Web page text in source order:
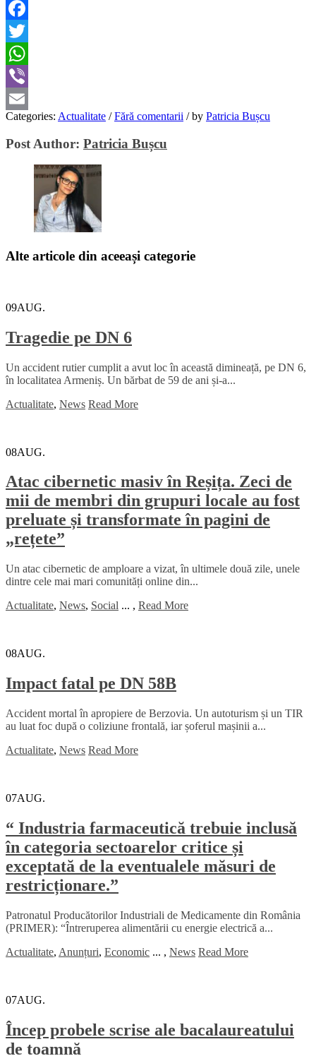
Facebook
Twitter
WhatsApp
Viber
Email
Categories: Actualitate / Fără comentarii /by Patricia Bușcu
Post Author: Patricia Bușcu
Alte articole din aceeași categorie
09AUG.
Tragedie pe DN 6
Un accident rutier cumplit a avut loc în această dimineață, pe DN 6,
în localitatea Armeniș. Un bărbat de 59 de ani și-a...
Actualitate, News Read More
08AUG.
Atac cibernetic masiv în Reșița. Zeci de
mii de membri din grupuri locale au fost
preluate și transformate în pagini de
„rețete”
Un atac cibernetic de amploare a vizat, în ultimele două zile, unele
dintre cele mai mari comunități online din...
Actualitate, News, Social ... , Read More
08AUG.
Impact fatal pe DN 58B
Accident mortal în apropiere de Berzovia. Un autoturism și un TIR
au luat foc după o coliziune frontală, iar șoferul mașinii a...
Actualitate, News Read More
07AUG.
“ Industria farmaceutică trebuie inclusă
în categoria sectoarelor critice și
exceptată de la eventualele măsuri de
restricționare.”
Patronatul Producătorilor Industriali de Medicamente din România
(PRIMER): “Întreruperea alimentării cu energie electrică a...
Actualitate, Anunțuri, Economic ... , News Read More
07AUG.
Încep probele scrise ale bacalaureatului
de toamnă